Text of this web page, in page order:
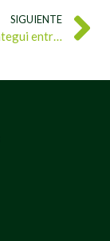
SIGUIENTE
Minec Anzoátegui entrega 9 metros cúbicos de sustrato al vivero Las Palmeras